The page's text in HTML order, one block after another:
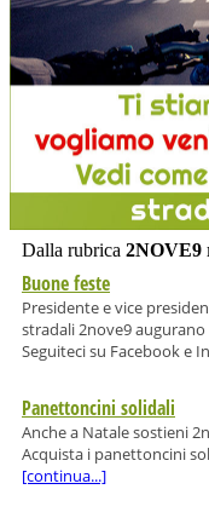
Dalla rubrica 2NOVE9
Buone feste
Presidente e vice
stradali 2nove9
Seguiteci su Facebook e
Panettoncini solidali
Anche a Natale sostieni
Acquista i panettoncini
[continua...]